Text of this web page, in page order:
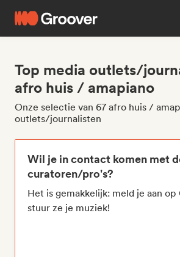
Top media outlets/
afro huis / amapiano
Onze selectie van 67 afro huis /
outlets/journalisten
Wil je in contact komen met
curatoren/pro's?
Het is gemakkelijk: meld je aan op
stuur ze je muziek!